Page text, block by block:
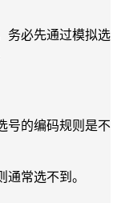
务必先通过模拟选
号的编码规则是不
常选不到。